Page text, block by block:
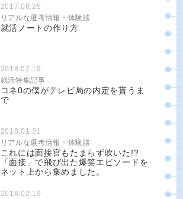
2017.06.25
リアルな選考情報・体験談
就活ノートの作り方
2018.02.19
就活特集記事
コネ0の僕がテレビ局の内定を貰うま
で
2018.01.31
リアルな選考情報・体験談
これには面接官もたまらず吹いた!?
「面接」で飛び出た爆笑エピソードを
ネット上から集めました。
2018.02.19